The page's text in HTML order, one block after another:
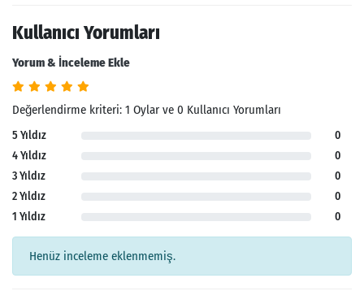
Kullanıcı Yorumları
Yorum & İnceleme Ekle
Değerlendirme kriteri: 1 Oylar ve 0 Kullanıcı Yorumları
5 Yıldız
0
4 Yıldız
0
3 Yıldız
0
2 Yıldız
0
1 Yıldız
0
Henüz inceleme eklenmemiş.